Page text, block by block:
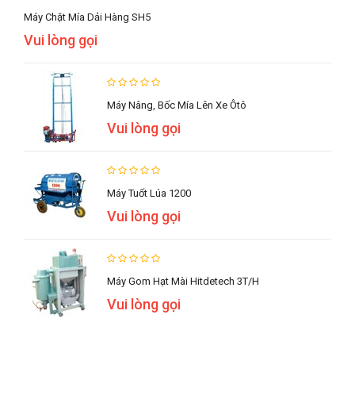
Máy Chặt Mía Dải Hàng SH5
Vui lòng gọi
Máy Nâng, Bốc Mía Lên Xe Ôtô
Vui lòng gọi
Máy Tuốt Lúa 1200
Vui lòng gọi
Máy Gom Hạt Mài Hitdetech 3T/h
Vui lòng gọi